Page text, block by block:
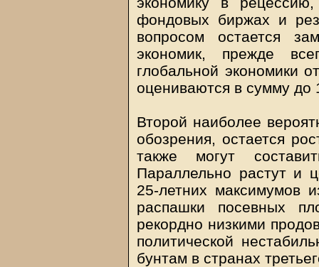
фондовых биржах и
вопросом остается
экономик, прежде
глобальной экономики
оцениваются в сумму до
Второй наиболее
обозрения, остается
также могут
Параллельно растут и
25-летних максимумов
распашки посевных
рекордно низкими
политической
бунтам в странах